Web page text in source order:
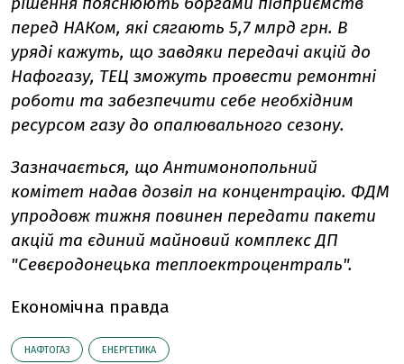
перед НАКом, які сягають 5,7 млрд грн. В
уряді кажуть, що завдяки передачі акцій до
Нафогазу, ТЕЦ зможуть провести ремонтні
роботи та забезпечити себе необхідним
ресурсом газу до опалювального сезону.
Зазначається, що Антимонопольний
комітет надав дозвіл на концентрацію. ФДМ
упродовж тижня повинен передати пакети
акцій та єдиний майновий комплекс ДП
"Севєродонецька теплоектроцентраль".
Економічна правда
НАФТОГАЗ ЕНЕРГЕТИКА